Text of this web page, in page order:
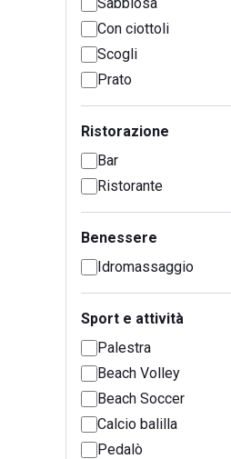
Con ciottoli
Scogli
Prato
Ristorazione
Bar
Ristorante
Benessere
Idromassaggio
Sport e attività
Palestra
Beach Volley
Beach Soccer
Calcio balilla
Pedalò